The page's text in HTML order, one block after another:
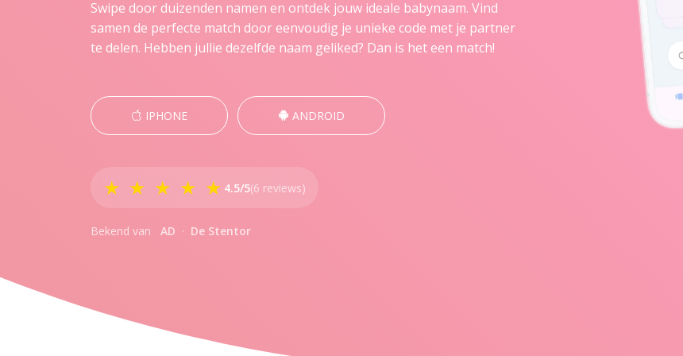
Swipe door duizenden namen en ontdek jouw ideale babynaam. Vind
samen de perfecte match door eenvoudig je unieke code met je partner
te delen. Hebben jullie dezelfde naam geliked? Dan is het een match!
IPHONE ANDROID
★ ★ ★ ★ ★ 4.5/5(6 reviews)
Bekend van AD · De Stentor